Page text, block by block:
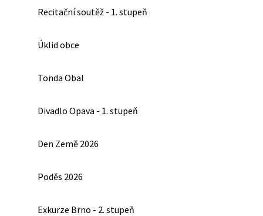
Recitační soutěž - 1. stupeň
Úklid obce
Tonda Obal
Divadlo Opava - 1. stupeň
Den Země 2026
Poděs 2026
Exkurze Brno - 2. stupeň